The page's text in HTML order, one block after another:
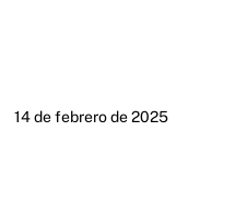
14 de febrero de 2025